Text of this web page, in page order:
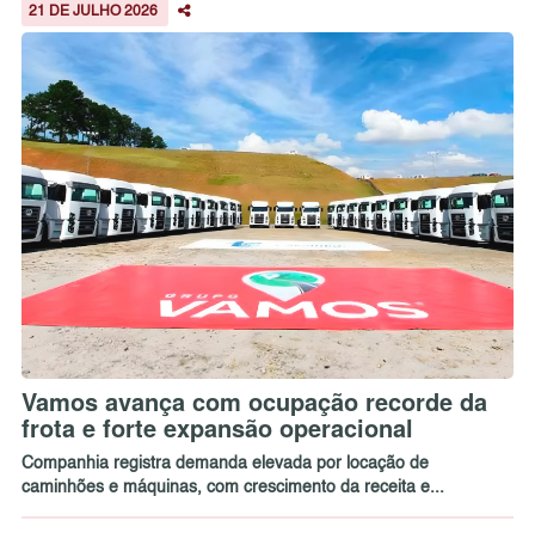
21 DE JULHO 2026
Vamos avança com ocupação recorde da
frota e forte expansão operacional
Companhia registra demanda elevada por locação de
caminhões e máquinas, com crescimento da receita e...